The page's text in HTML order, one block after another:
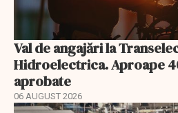
Val de angajări la
Hidroelectrica. Aproape
aprobate
06 AUGUST 2026